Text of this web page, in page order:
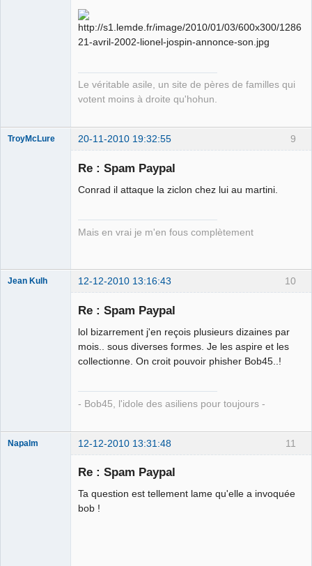
Le véritable asile, un site de pères de familles qui
votent moins à droite qu'hohun.
9
TroyMcLure 20-11-2010 19:32:55
Re : Spam Paypal
Conrad il attaque la ziclon chez lui au martini.
Mais en vrai je m'en fous complètement
10
Jean Kulh 12-12-2010 13:16:43
Re : Spam Paypal
lol bizarrement j'en reçois plusieurs dizaines par
mois.. sous diverses formes. Je les aspire et les
collectionne. On croit pouvoir phisher Bob45..!
- Bob45, l'idole des asiliens pour toujours -
11
Napalm 12-12-2010 13:31:48
Re : Spam Paypal
Ta question est tellement lame qu'elle a invoquée
bob !